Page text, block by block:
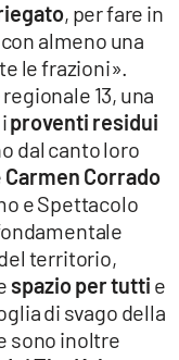
, per fare in
almeno una
le frazioni».
13, una
proventi residui
dal canto loro
Carmen Corrado
e Spettacolo
territorio,
spazio per tutti e
di svago della
sono inoltre